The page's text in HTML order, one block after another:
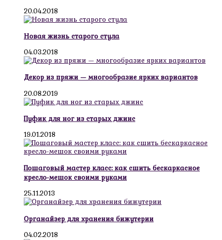
20.04.2018
Новая жизнь старого стула
04.03.2018
Декор из пряжи — многообразие ярких вариантов
20.08.2019
Пуфик для ног из старых джинс
19.01.2018
Пошаговый мастер класс: как сшить бескаркасное
кресло-мешок своими руками
25.11.2013
Органайзер для хранения бижутерии
04.02.2018